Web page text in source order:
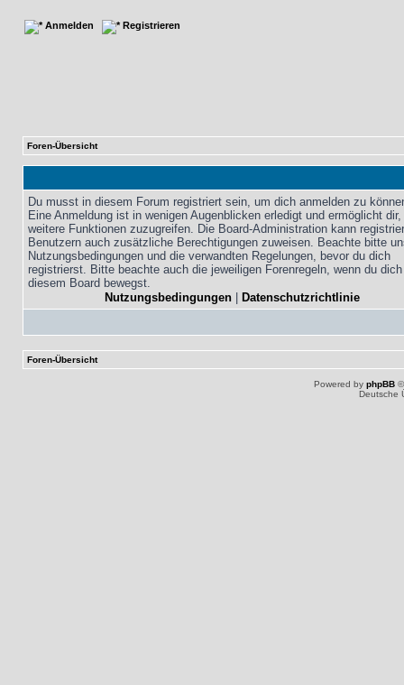
Anmelden Registrieren
Foren-Übersicht
Du musst in diesem Forum registriert sein, um dich anmelden zu
Eine Anmeldung ist in wenigen Augenblicken erledigt und ermöglicht
weitere Funktionen zuzugreifen. Die Board-Administration kann
Benutzern auch zusätzliche Berechtigungen zuweisen. Beachte bitte
Nutzungsbedingungen und die verwandten Regelungen, bevor du dich
registrierst. Bitte beachte auch die jeweiligen Forenregeln, wenn du
diesem Board bewegst.
Nutzungsbedingungen
Datenschutzrichtlinie
Foren-Übersicht
Powered by phpBB
Deutsche